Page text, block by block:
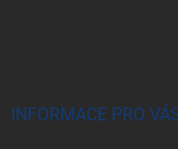
INFORMACE PRO